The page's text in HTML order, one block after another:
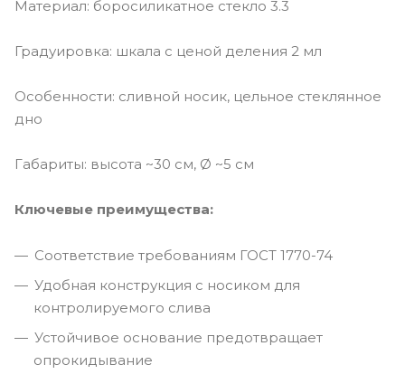
Материал: боросиликатное стекло 3.3
Градуировка: шкала с ценой деления 2 мл
Особенности: сливной носик, цельное стеклянное
дно
Габариты: высота ~30 см, Ø ~5 см
Ключевые преимущества:
Соответствие требованиям ГОСТ 1770-74
Удобная конструкция с носиком для
контролируемого слива
Устойчивое основание предотвращает
опрокидывание